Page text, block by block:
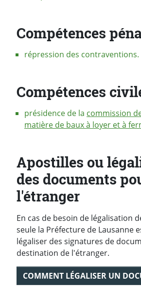
Compétences
répression des contraventions.
Compétences
présidence de la commission
matière de baux à loyer et à
Apostilles ou
des documents
l'étranger
En cas de besoin de légalisation
seule la Préfecture de Lausanne
légaliser des signatures de
destination de l'étranger.
COMMENT LÉGALISER UN